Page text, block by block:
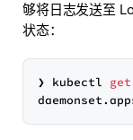
够将日志发送至
状态：
❯ kubectl get